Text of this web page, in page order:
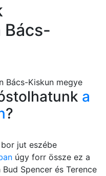
Bács-
Bács-Kiskun megye
a
?
jut eszébe
úgy forr össze ez a
Spencer és Terence